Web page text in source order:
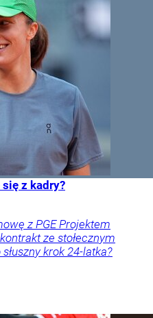
z kadry?
z PGE Projektem
ze stołecznym
krok 24-latka?